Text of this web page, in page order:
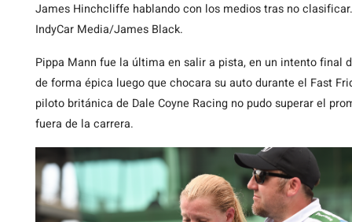
James Hinchcliffe hablando con los medios tras no
IndyCar Media/James Black.
Pippa Mann fue la última en salir a pista, en un intento final
de forma épica luego que chocara su auto durante el Fast
piloto británica de Dale Coyne Racing no pudo superar el
fuera de la carrera.